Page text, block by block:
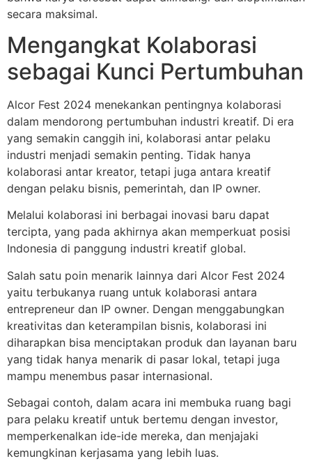
secara maksimal.
Mengangkat Kolaborasi
sebagai Kunci Pertumbuhan
Alcor Fest 2024 menekankan pentingnya kolaborasi
dalam mendorong pertumbuhan industri kreatif. Di era
yang semakin canggih ini, kolaborasi antar pelaku
industri menjadi semakin penting. Tidak hanya
kolaborasi antar kreator, tetapi juga antara kreatif
dengan pelaku bisnis, pemerintah, dan IP owner.
Melalui kolaborasi ini berbagai inovasi baru dapat
tercipta, yang pada akhirnya akan memperkuat posisi
Indonesia di panggung industri kreatif global.
Salah satu poin menarik lainnya dari Alcor Fest 2024
yaitu terbukanya ruang untuk kolaborasi antara
entrepreneur dan IP owner. Dengan menggabungkan
kreativitas dan keterampilan bisnis, kolaborasi ini
diharapkan bisa menciptakan produk dan layanan baru
yang tidak hanya menarik di pasar lokal, tetapi juga
mampu menembus pasar internasional.
Sebagai contoh, dalam acara ini membuka ruang bagi
para pelaku kreatif untuk bertemu dengan investor,
memperkenalkan ide-ide mereka, dan menjajaki
kemungkinan kerjasama yang lebih luas.